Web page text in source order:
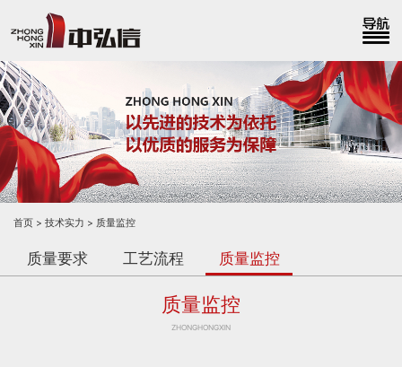
首页 技术实力 质量监控
质量要求 工艺流程 质量监控
质量监控
ZHONGHONGXIN